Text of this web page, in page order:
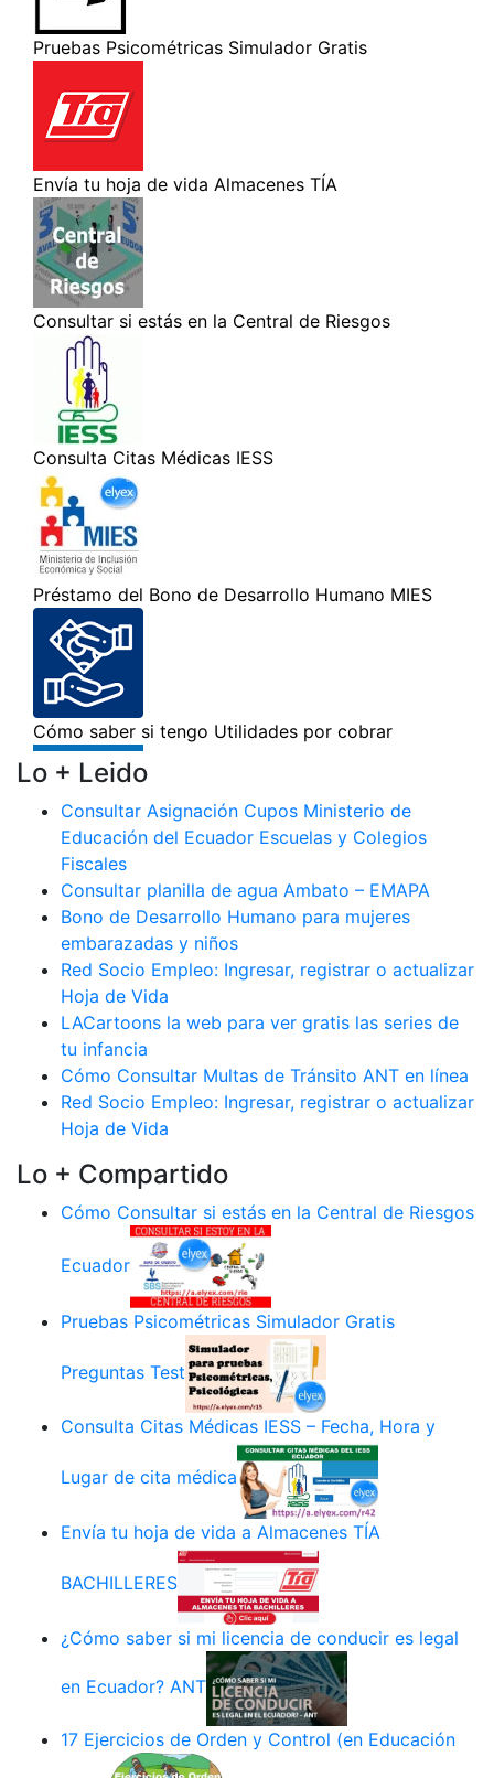
Lo + Leido
Consultar Asignación Cupos Ministerio de
Educación del Ecuador Escuelas y Colegios
Fiscales
Consultar planilla de agua Ambato – EMAPA
Bono de Desarrollo Humano para mujeres
embarazadas y niños
Red Socio Empleo: Ingresar, registrar o actualizar
Hoja de Vida
LACartoons la web para ver gratis las series de
tu infancia
Cómo Consultar Multas de Tránsito ANT en línea
Red Socio Empleo: Ingresar, registrar o actualizar
Hoja de Vida
Lo + Compartido
Cómo Consultar si estás en la Central de Riesgos
Ecuador
Pruebas Psicométricas Simulador Gratis
Preguntas Test
Consulta Citas Médicas IESS – Fecha, Hora y
Lugar de cita médica
Envía tu hoja de vida a Almacenes TÍA
BACHILLERES
¿Cómo saber si mi licencia de conducir es legal
en Ecuador? ANT
17 Ejercicios de Orden y Control (en Educación